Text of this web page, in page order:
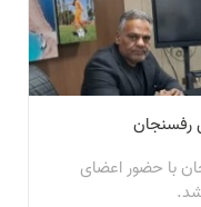
رفسنجان
با حضور اعضای